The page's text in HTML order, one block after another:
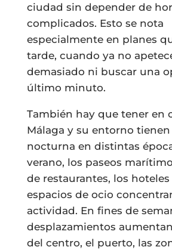
ciudad sin depender de
complicados. Esto se nota
especialmente en planes
tarde, cuando ya no
demasiado ni buscar una
último minuto.
También hay que tener en
Málaga y su entorno
nocturna en distintas
verano, los paseos
de restaurantes, los hoteles
espacios de ocio
actividad. En fines de
desplazamientos
del centro, el puerto, las